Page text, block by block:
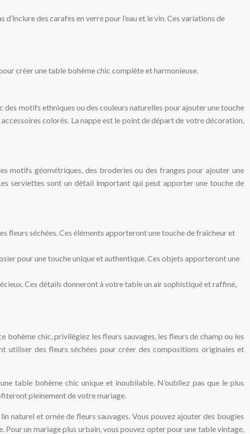
des carafes en verre pour l’eau et le vin. Ces variations de
créer une table bohème chic complète et harmonieuse.
des motifs ethniques ou des couleurs naturelles pour ajouter une touche
colorés. La nappe est le point de départ de votre décoration,
motifs géométriques, des broderies ou des franges pour ajouter une
serviettes sont un détail important qui peut apporter une touche de
fleurs séchées. Ces éléments apporteront une touche de fraîcheur et
pour une touche unique et authentique. Ces objets apporteront une
Ces détails donneront à votre table un air sophistiqué et raffiné,
bohème chic, privilégiez les fleurs sauvages, les fleurs de champ ou les
utiliser des fleurs séchées pour créer des compositions originales et
table bohème chic unique et inoubliable. N’oubliez pas que le plus
pleinement de votre mariage.
naturel et ornée de fleurs sauvages. Vous pouvez ajouter des bougies
un mariage plus urbain, vous pouvez opter pour une table vintage,